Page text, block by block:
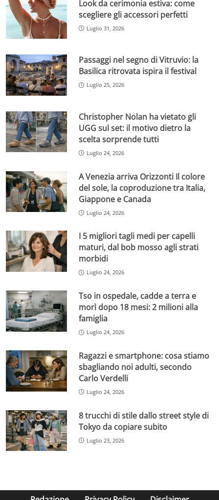
Look da cerimonia estiva: come
scegliere gli accessori perfetti
Luglio 31, 2026
Passaggi nel segno di Vitruvio: la
Basilica ritrovata ispira il festival
Luglio 25, 2026
Christopher Nolan ha vietato gli
UGG sul set: il motivo dietro la
scelta sorprende tutti
Luglio 24, 2026
A Venezia arriva Orizzonti Il colore
del sole, la coproduzione tra Italia,
Giappone e Canada
Luglio 24, 2026
I 5 migliori tagli medi per capelli
maturi, dal bob mosso agli strati
morbidi
Luglio 24, 2026
Tso in ospedale, cadde a terra e
morì dopo 18 mesi: 2 milioni alla
famiglia
Luglio 24, 2026
Ragazzi e smartphone: cosa stiamo
sbagliando noi adulti, secondo
Carlo Verdelli
Luglio 24, 2026
8 trucchi di stile dallo street style di
Tokyo da copiare subito
Luglio 23, 2026